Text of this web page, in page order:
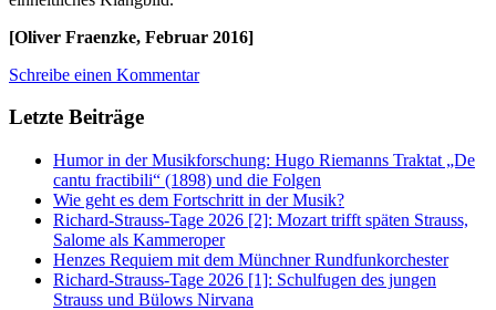
[Oliver Fraenzke, Februar 2016]
Schreibe einen Kommentar
Letzte Beiträge
Humor in der Musikforschung: Hugo Riemanns Traktat „De
cantu fractibili“ (1898) und die Folgen
Wie geht es dem Fortschritt in der Musik?
Richard-Strauss-Tage 2026 [2]: Mozart trifft späten Strauss,
Salome als Kammeroper
Henzes Requiem mit dem Münchner Rundfunkorchester
Richard-Strauss-Tage 2026 [1]: Schulfugen des jungen
Strauss und Bülows Nirvana